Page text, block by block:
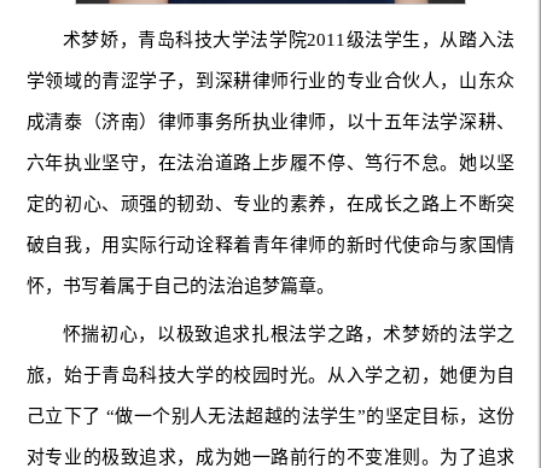
术梦娇，青岛科技大学法学院2011级法学生，从踏入法
学领域的青涩学子，到深耕律师行业的专业合伙人，山东众
成清泰（济南）律师事务所执业律师，以十五年法学深耕、
六年执业坚守，在法治道路上步履不停、笃行不怠。她以坚
定的初心、顽强的韧劲、专业的素养，在成长之路上不断突
破自我，用实际行动诠释着青年律师的新时代使命与家国情
怀，书写着属于自己的法治追梦篇章。
怀揣初心，以极致追求扎根法学之路，术梦娇的法学之
旅，始于青岛科技大学的校园时光。从入学之初，她便为自
己立下了 “做一个别人无法超越的法学生”的坚定目标，这份
对专业的极致追求，成为她一路前行的不变准则。为了追求